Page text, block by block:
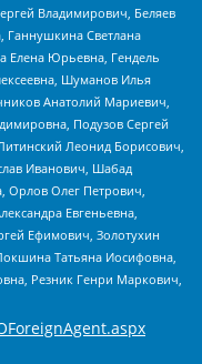
Владимирович, Беляев
Ганнушкина Светлана
Елена Юрьевна, Гендель
Шуманов Илья
Анатолий Мариевич,
Подузов Сергей
Леонид Борисович,
Иванович, Шабад
Орлов Олег Петрович,
Евгеньевна,
Ефимович, Золотухин
Татьяна Иосифовна,
Резник Генри Маркович,